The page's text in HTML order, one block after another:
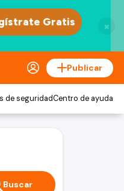
×
Publicar
de seguridadCentro de ayuda
Buscar